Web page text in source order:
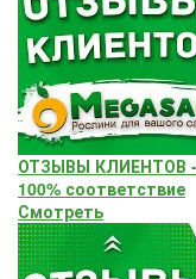
ОТЗЫВЫ КЛИЕНТОВ
100% соответствие
Смотреть